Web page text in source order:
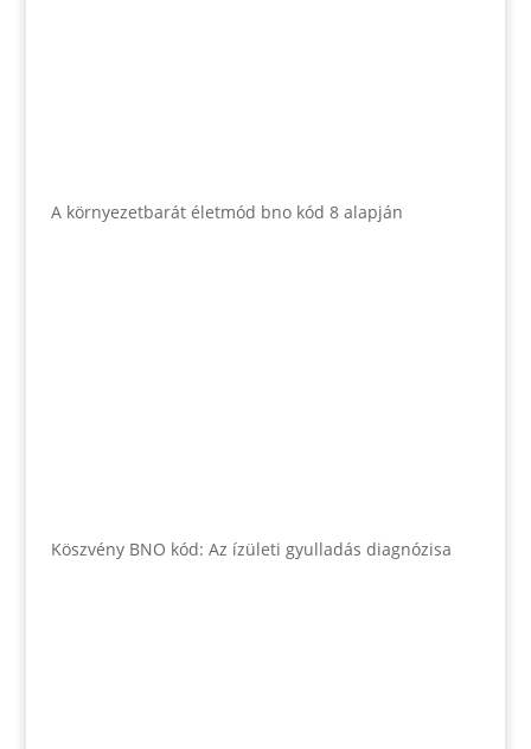
A környezetbarát életmód bno kód 8 alapján
Köszvény BNO kód: Az ízületi gyulladás diagnózisa